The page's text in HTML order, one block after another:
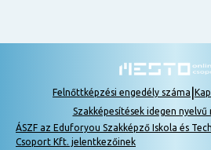
Felnőttképzési engedély száma
Szakképesítések idegen nyelvű
ÁSZF az Eduforyou Szakképző Iskola és
Csoport Kft. jelentkezőinek